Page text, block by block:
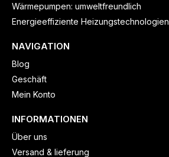
Wärmepumpen: umweltfreundlich
Energieeffiziente Heizungstechnologien
NAVIGATION
Blog
Geschäft
Mein Konto
INFORMATIONEN
Über uns
Versand & lieferung